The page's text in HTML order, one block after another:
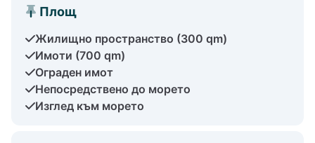
Площ
Жилищно пространство (300 qm)
Имоти (700 qm)
Ограден имот
Непосредствено до морето
Изглед към морето